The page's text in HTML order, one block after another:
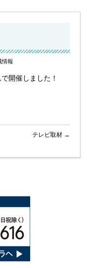
情報
開催しました！
テレビ取材 →